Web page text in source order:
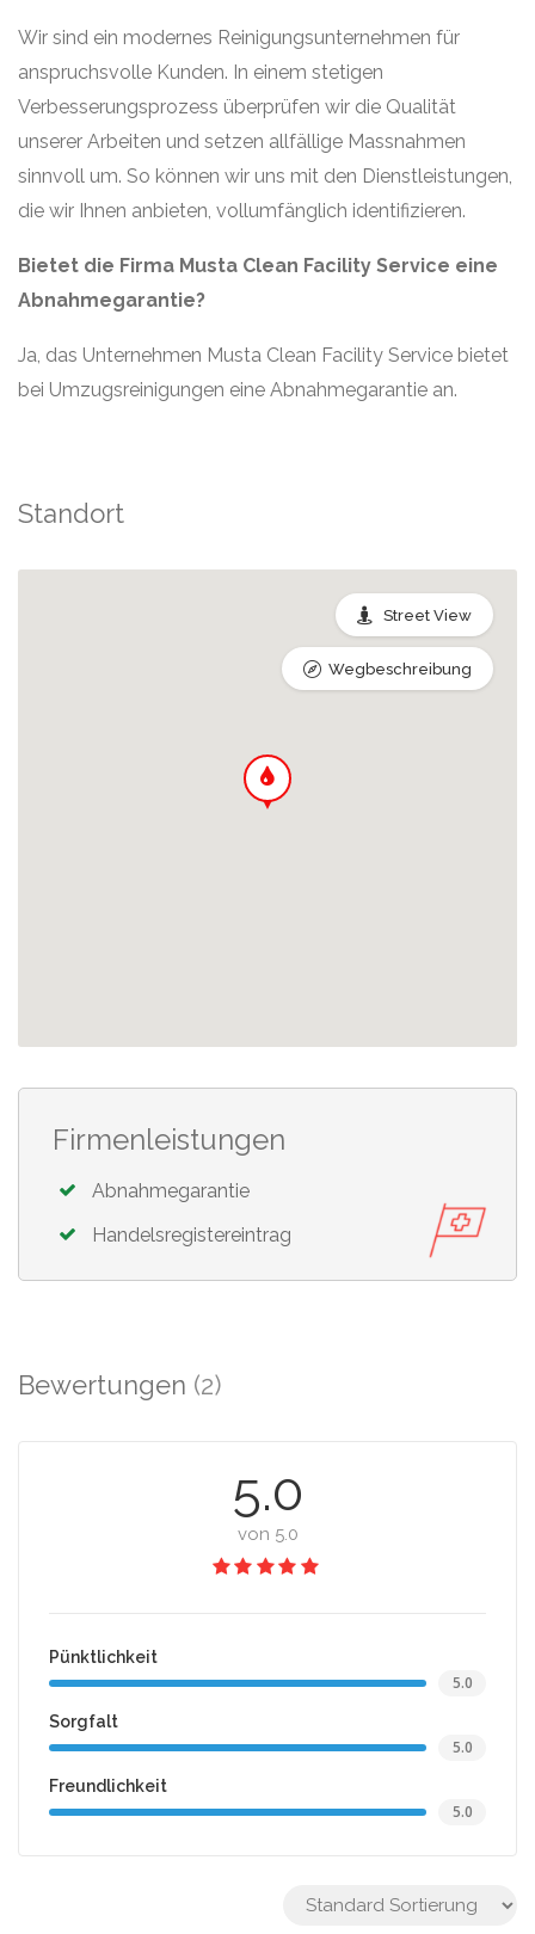
Wir sind ein modernes Reinigungsunternehmen für
anspruchsvolle Kunden. In einem stetigen
Verbesserungsprozess überprüfen wir die Qualität
unserer Arbeiten und setzen allfällige Massnahmen
sinnvoll um. So können wir uns mit den Dienstleistungen,
die wir Ihnen anbieten, vollumfänglich identifizieren.
Bietet die Firma Musta Clean Facility Service eine
Abnahmegarantie?
Ja, das Unternehmen Musta Clean Facility Service bietet
bei Umzugsreinigungen eine Abnahmegarantie an.
Standort
Street View
Wegbeschreibung
Firmenleistungen
Abnahmegarantie
Handelsregistereintrag
Bewertungen (2)
5.0
von 5.0
Pünktlichkeit
5.0
Sorgfalt
5.0
Freundlichkeit
5.0